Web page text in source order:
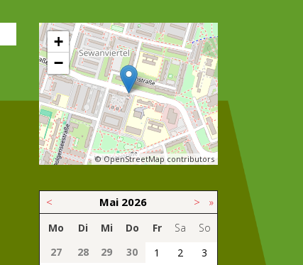
+
−
© OpenStreetMap contributors
< Mai 2026 > »
Mo Di Mi Do Fr Sa
So
27
28 29 30 1 2
3